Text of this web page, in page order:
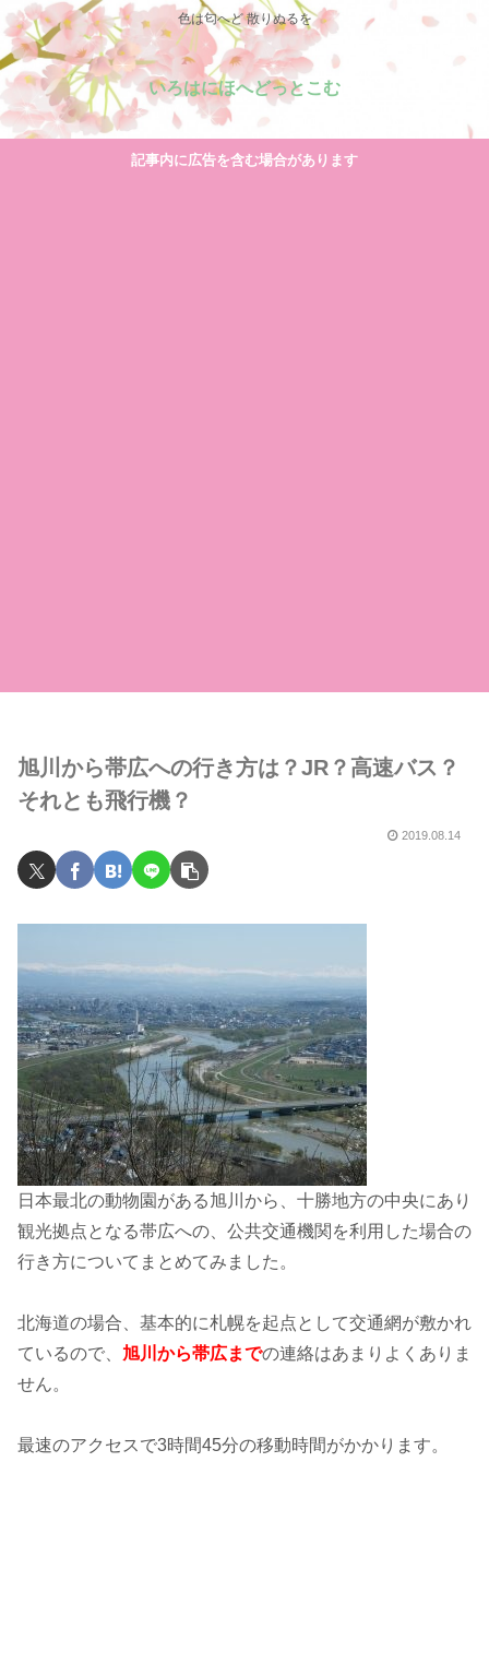
色は匂へど 散りぬるを
いろはにほへどっとこむ
記事内に広告を含む場合があります
旭川から帯広への行き方は？JR？高速バス？
それとも飛行機？
2019.08.14
日本最北の動物園がある旭川から、十勝地方の中央にあり
観光拠点となる帯広への、公共交通機関を利用した場合の
行き方についてまとめてみました。
北海道の場合、基本的に札幌を起点として交通網が敷かれ
ているので、 旭川から帯広までの連絡はあまりよくありま
せん。
最速のアクセスで3時間45分の移動時間がかかります。